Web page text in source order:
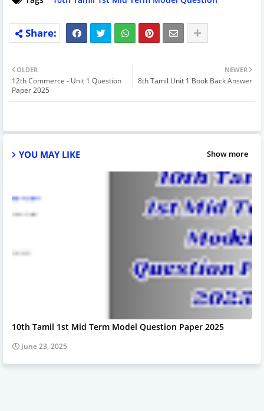
NEWER
8th Tamil Unit 1 Book Back Answer
OLDER
12th Commerce - Unit 1 Question
Paper 2025
YOU MAY LIKE Show more
10th Tamil 1st Mid Term Model Question Paper 2025
June 23, 2025